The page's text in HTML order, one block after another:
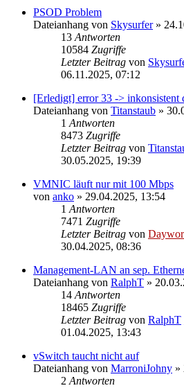
PSOD Problem
Dateianhang von Skysurfer»
13 Antworten
10584 Zugriffe
Letzter Beitrag von
06.11.2025, 07:12
[Erledigt] error 33 -> inkonsistent
Dateianhang von Titanstaub »
1 Antworten
8473 Zugriffe
Letzter Beitrag von
30.05.2025, 19:39
VMNIC läuft nur mit 100 Mbps
von anko » 29.04.2025, 13:54
1 Antworten
7471 Zugriffe
Letzter Beitrag von
30.04.2025, 08:36
Management-LAN an sep.
Dateianhang von RalphT »
14 Antworten
18465 Zugriffe
Letzter Beitrag von RalphT
01.04.2025, 13:43
vSwitch taucht nicht auf
Dateianhang von MarroniJohny »
2 Antworten